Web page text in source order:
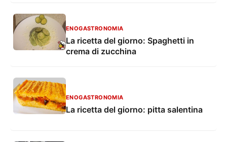
ENOGASTRONOMIA
La ricetta del giorno: Spaghetti in
crema di zucchina
ENOGASTRONOMIA
La ricetta del giorno: pitta salentina